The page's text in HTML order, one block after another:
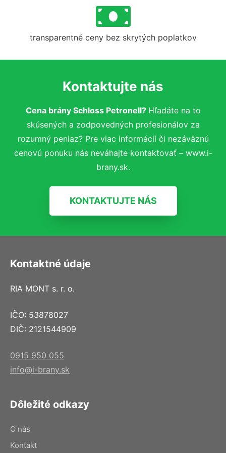
transparentné ceny bez skrytých poplatkov
Kontaktujte nás
Cena brány Schloss Petronell? Hľadáte na to
skúsených a zodpovedných profesionálov za
rozumný peniaz? Pre viac informácií či nezáväznú
cenovú ponuku nás neváhajte kontaktovať – www.i-
brany.sk.
KONTAKTUJTE NÁS
Kontaktné údaje
RIA MONT s. r. o.
IČO: 53878027
DIČ: 2121544909
0915 950 055
info@i-brany.sk
Dôležité odkazy
O nás
Kontakt